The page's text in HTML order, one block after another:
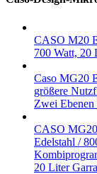
CASO M20
700 Watt, 20
Caso MG20
größere
Zwei Ebenen
CASO
Edelstahl /
20 Liter